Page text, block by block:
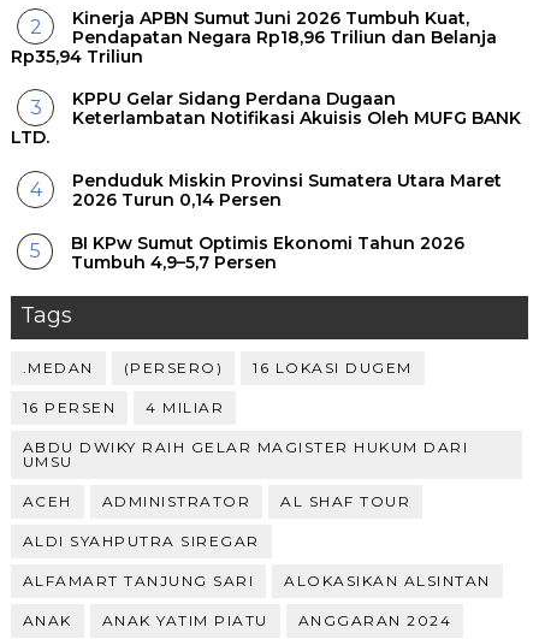
Kinerja APBN Sumut Juni 2026 Tumbuh Kuat,
Pendapatan Negara Rp18,96 Triliun dan Belanja
Rp35,94 Triliun
KPPU Gelar Sidang Perdana Dugaan
Keterlambatan Notifikasi Akuisis Oleh MUFG BANK
LTD.
Penduduk Miskin Provinsi Sumatera Utara Maret
2026 Turun 0,14 Persen
BI KPw Sumut Optimis Ekonomi Tahun 2026
Tumbuh 4,9–5,7 Persen
Tags
.MEDAN (PERSERO) 16 LOKASI DUGEM
16 PERSEN 4 MILIAR
ABDU DWIKY RAIH GELAR MAGISTER HUKUM DARI
UMSU
ACEH ADMINISTRATOR AL SHAF TOUR
ALDI SYAHPUTRA SIREGAR
ALFAMART TANJUNG SARI ALOKASIKAN ALSINTAN
ANAK ANAK YATIM PIATU ANGGARAN 2024